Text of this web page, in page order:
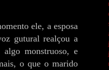
ele, a esposa
gutural realçou a
monstruoso, e
o que o marido